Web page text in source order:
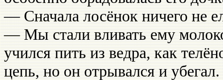
— Сначала лосёнок ничего не
— Мы стали вливать ему
учился пить из ведра, как
цепь, но он отры­вался и